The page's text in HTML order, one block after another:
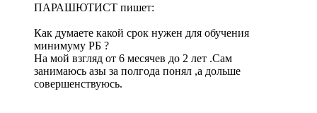
ПАРАШЮТИСТ пишет:
Как думаете какой срок нужен для обучения
минимуму РБ ?
На мой взгляд от 6 месячев до 2 лет .Сам
занимаюсь азы за полгода понял ,а дольше
совершенствуюсь.